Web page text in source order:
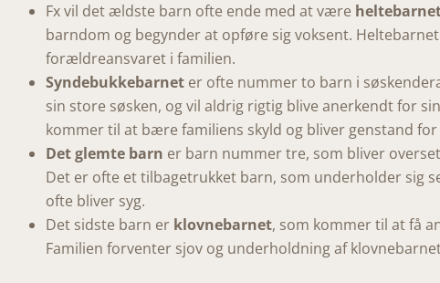
Fx vil det ældste barn ofte ende med at være
barndom og begynder at opføre sig voksent.
forældreansvaret i familien.
Syndebukkebarnet er ofte nummer to barn i
sin store søsken, og vil aldrig rigtig blive anerkendt for
kommer til at bære familiens skyld og bliver genstand
Det glemte barn er barn nummer tre, som bliver
Det er ofte et tilbagetrukket barn, som underholder sig
ofte bliver syg.
Det sidste barn er klovnebarnet, som kommer til at få
Familien forventer sjov og underholdning af